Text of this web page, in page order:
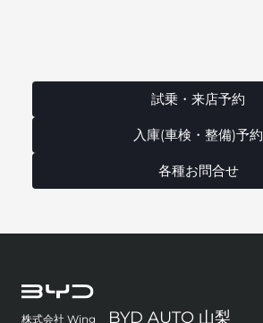
試乗・来店予約
入庫(車検・整備)予約
各種お問合せ
株式会社 Wing BYD AUTO 山梨